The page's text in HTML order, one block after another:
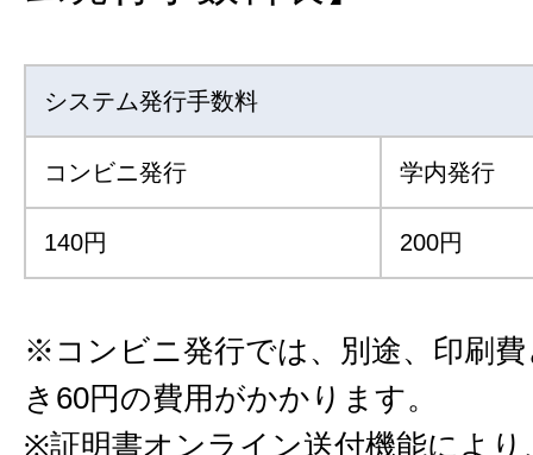
システム発行手数料
コンビニ発行 学内発行
140円 200円
※コンビニ発行では、別途、印刷
き60円の費用がかかります。
※証明書オンライン送付機能により